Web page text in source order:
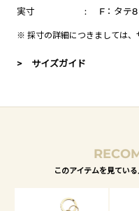
実寸
: F：タテ
※ 採寸の詳細につきましては、
> サイズガイド
このアイテムを見てい